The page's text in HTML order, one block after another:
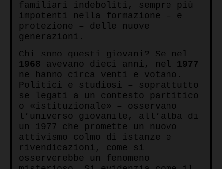
familiari indeboliti, sempre più
impotenti nella formazione – e
protezione – delle nuove
generazioni.
Chi sono questi giovani? Se nel
1968 avevano dieci anni, nel 1977
ne hanno circa venti e votano.
Politici e studiosi – soprattutto
se legati a un contesto partitico
o «istituzionale» – osservano
l’universo giovanile, all’alba di
un 1977 che promette un nuovo
attivismo colmo di istanze e
rivendicazioni, come si
osserverebbe un fenomeno